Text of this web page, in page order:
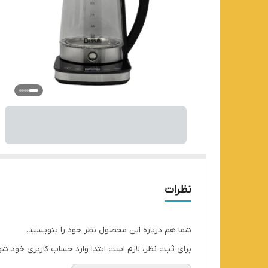
نظرات
شما هم درباره این محصول نظر خود را بنویسید.
برای ثبت نظر، لازم است ابتدا وارد حساب کاربری خود